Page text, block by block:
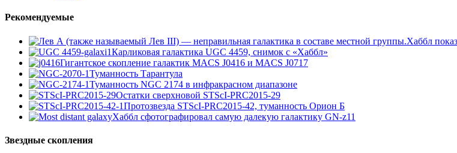
Рекомендуемые
Хаббл
Карликовая галактика UGC 4459, снимок с «Хаббл»
Гигантское скопление галактик MACS J0416 и MACS J0717
Туманность Тарантула
Туманность NGC 2174 в инфракрасном диапазоне
Остатки сверхновой STScI-PRC2015-29
Протозвезда STScI-PRC2015-42, туманность Орион Б
Хаббл сфотографировал самую далекую галактику GN-z11
Звездные скопления